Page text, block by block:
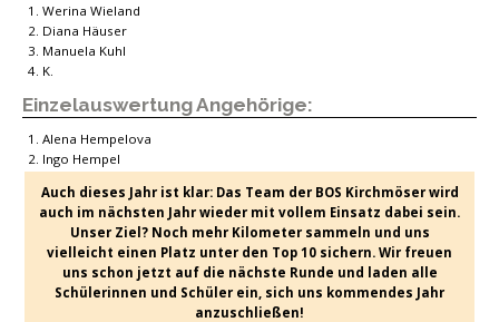
Werina Wieland
Diana Häuser
Manuela Kuhl
K.
Einzelauswertung Angehörige:
Alena Hempelova
Ingo Hempel
Auch dieses Jahr ist klar: Das Team der BOS Kirchmöser wird
auch im nächsten Jahr wieder mit vollem Einsatz dabei sein.
Unser Ziel? Noch mehr Kilometer sammeln und uns
vielleicht einen Platz unter den Top 10 sichern. Wir freuen
uns schon jetzt auf die nächste Runde und laden alle
Schülerinnen und Schüler ein, sich uns kommendes Jahr
anzuschließen!